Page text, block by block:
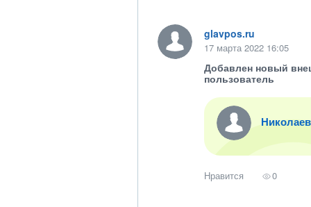
glavpos.ru
17 марта 2022 16:05
Добавлен новый
пользователь
Нравится 0